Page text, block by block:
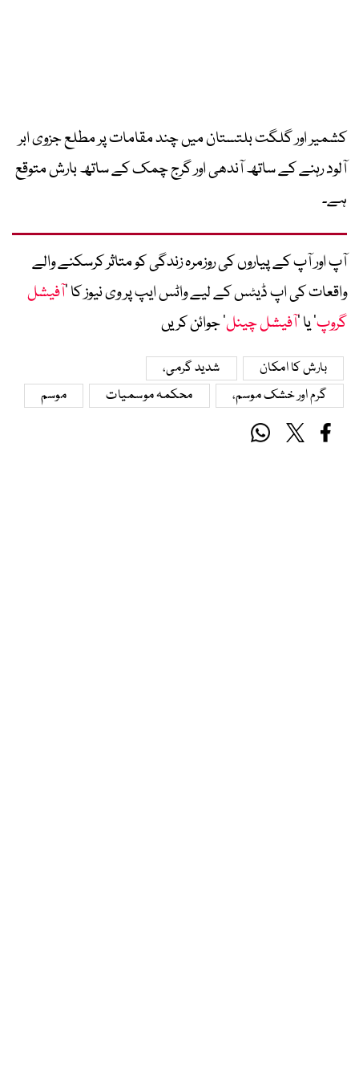
کشمیر اور گلگت بلتستان میں چند مقامات پر مطلع جزوی ابر
آلود رہنے کے ساتھ آندھی اور گرج چمک کے ساتھ بارش متوقع
ہے۔
آپ اور آپ کے پیاروں کی روزمرہ زندگی کو متاثر کرسکنے والے
واقعات کی اپ ڈیٹس کے لیے واٹس ایپ پر وی نیوز کا ’آفیشل
گروپ‘ یا ’آفیشل چینل‘ جوائن کریں
بارش کا امکان
شدید گرمی،
گرم اور خشک موسم،
محکمہ موسمیات موسم